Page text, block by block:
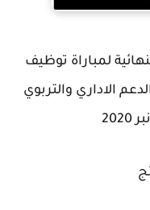
لمباراة توظيف
الاداري والتربوي